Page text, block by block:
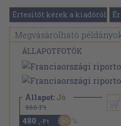
Értesítőt kérek a kiadóról
Megvásárolható
ÁLLAPOTFOTÓK
Állapot: Jó
960 Ft
480 ,-Ft 50